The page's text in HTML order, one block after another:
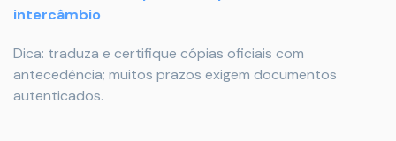
intercâmbio
Dica: traduza e certifique cópias oficiais com
antecedência; muitos prazos exigem documentos
autenticados.